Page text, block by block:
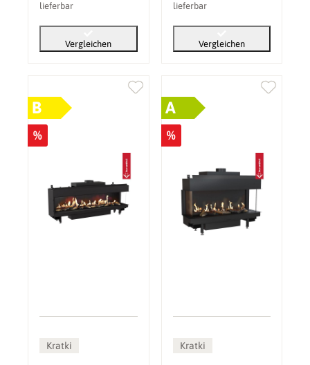
lieferbar
Vergleichen
lieferbar
Vergleichen
B
%
Kratki
A
%
Kratki